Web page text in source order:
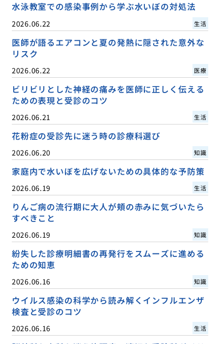
水泳教室での感染事例から学ぶ水いぼの対処法
2026.06.22 生活
医師が語るエアコンと夏の発熱に隠された意外な
リスク
2026.06.22 医療
ビリビリとした神経の痛みを医師に正しく伝える
ための表現と受診のコツ
2026.06.21 生活
花粉症の受診先に迷う時の診療科選び
2026.06.20 知識
家庭内で水いぼを広げないための具体的な予防策
2026.06.19 生活
りんご病の流行期に大人が頬の赤みに気づいたら
すべきこと
2026.06.19 知識
紛失した診療明細書の再発行をスムーズに進める
ための知恵
2026.06.16 知識
ウイルス感染の科学から読み解くインフルエンザ
検査と受診のコツ
2026.06.16 生活